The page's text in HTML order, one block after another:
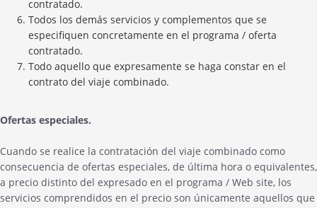
contratado.
Todos los demás servicios y complementos que se
especifiquen concretamente en el programa / oferta
contratado.
Todo aquello que expresamente se haga constar en el
contrato del viaje combinado.
Ofertas especiales.
Cuando se realice la contratación del viaje combinado como
consecuencia de ofertas especiales, de última hora o equivalentes,
a precio distinto del expresado en el programa / Web site, los
servicios comprendidos en el precio son únicamente aquellos que